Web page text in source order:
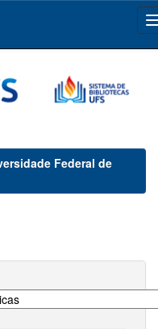
Federal de